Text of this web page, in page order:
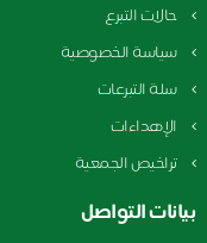
حالات التبرع
سياسة الخصوصية
سلة التبرعات
الإهداءات
تراخيص الجمعية
بيانات التواصل